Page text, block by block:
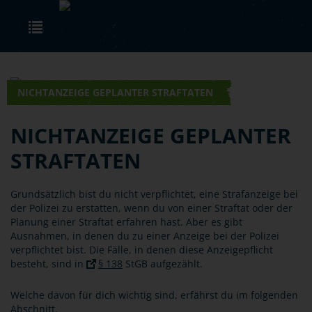
Skip to main content
NICHTANZEIGE GEPLANTER STRAFTATEN
NICHTANZEIGE GEPLANTER
STRAFTATEN
Grundsätzlich bist du nicht verpflichtet, eine Strafanzeige bei
der Polizei zu erstatten, wenn du von einer Straftat oder der
Planung einer Straftat erfahren hast. Aber es gibt
Ausnahmen, in denen du zu einer Anzeige bei der Polizei
verpflichtet bist. Die Fälle, in denen diese Anzeigepflicht
besteht, sind in
§ 138 StGB aufgezählt.
Welche davon für dich wichtig sind, erfährst du im folgenden
Abschnitt.